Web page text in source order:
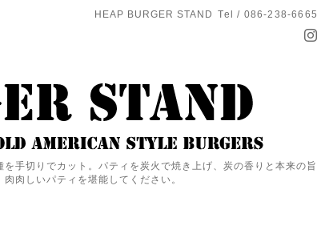
HEAP BURGER STAND Tel / 086-238-6665
手切りでカット。パティを炭火で焼き上げ、炭の香りと本来の旨
肉しいパティを堪能してください。